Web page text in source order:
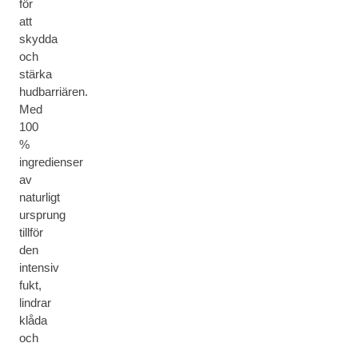
för
att
skydda
och
stärka
hudbarriären.
Med
100
%
ingredienser
av
naturligt
ursprung
tillför
den
intensiv
fukt,
lindrar
klåda
och